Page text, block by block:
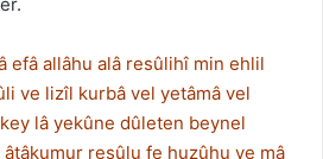
efâ allâhu alâ resûlihî min ehlil
ve lizîl kurbâ vel yetâmâ vel
lâ yekûne dûleten beynel
resûlu fe huzûhu ve mâ